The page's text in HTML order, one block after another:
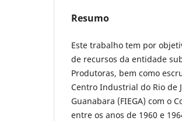
Resumo
Este trabalho tem por
de recursos da entidade
Produtoras, bem como
Centro Industrial do Rio de
Guanabara (FIEGA) com o
entre os anos de 1960 e